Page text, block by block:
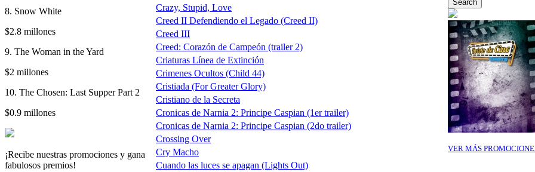
8. Snow White
$2.8 millones
9. The Woman in the Yard
$2 millones
10. The Chosen: Last Supper Part 2
$0.9 millones
¡Recibe nuestras promociones y gana
fabulosos premios!
Crazy, Stupid, Love
Creed II Defendiendo el Legado (Creed II)
Creed III
Creed: Corazón de Campeón (trailer 2)
Criaturas Línea de Extinción
Crimenes Ocultos (Child 44)
Cristiada (For Greater Glory)
Cristiano de la Secreta
Cronicas de Narnia 2: Principe Caspian (1er trailer)
Cronicas de Narnia 2: Principe Caspian (2do trailer)
Crossing Over
Cry Macho
Cuando las luces se apagan (Lights Out)
VER MÁS